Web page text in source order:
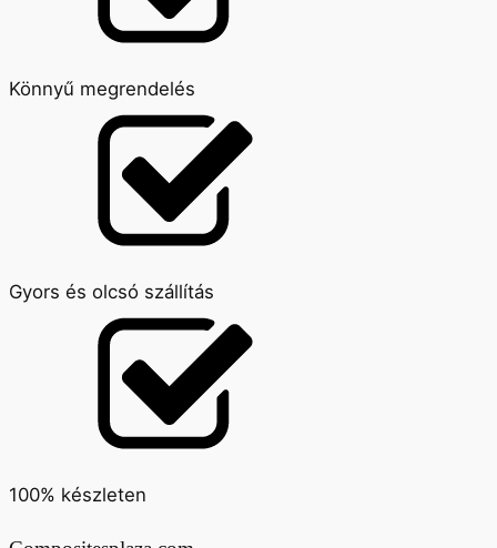
Könnyű megrendelés
Gyors és olcsó szállítás
100% készleten